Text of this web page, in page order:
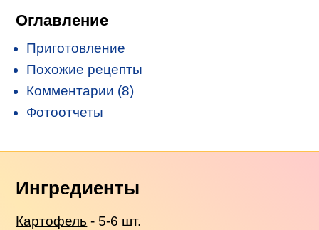
Оглавление
Приготовление
Похожие рецепты
Комментарии (8)
Фотоотчеты
Ингредиенты
Картофель - 5-6 шт.